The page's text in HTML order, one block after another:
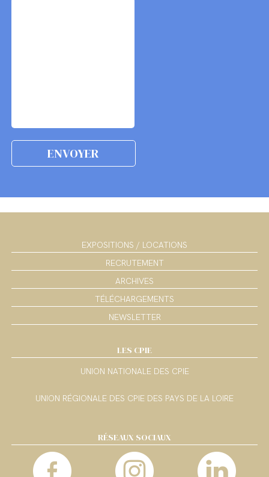
EXPOSITIONS / LOCATIONS
RECRUTEMENT
ARCHIVES
TÉLÉCHARGEMENTS
NEWSLETTER
LES CPIE
UNION NATIONALE DES CPIE
UNION RÉGIONALE DES CPIE DES PAYS DE LA LOIRE
RÉSEAUX SOCIAUX